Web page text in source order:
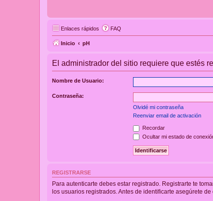
Enlaces rápidos FAQ
Inicio pH
El administrador del sitio requiere que estés
Nombre de Usuario:
Contraseña:
Olvidé mi contraseña
Reenviar email de activación
Recordar
Ocultar mi estado de
REGISTRARSE
Para autenticarte debes estar registrado. Registrarte te
los usuarios registrados. Antes de identificarte asegúrete